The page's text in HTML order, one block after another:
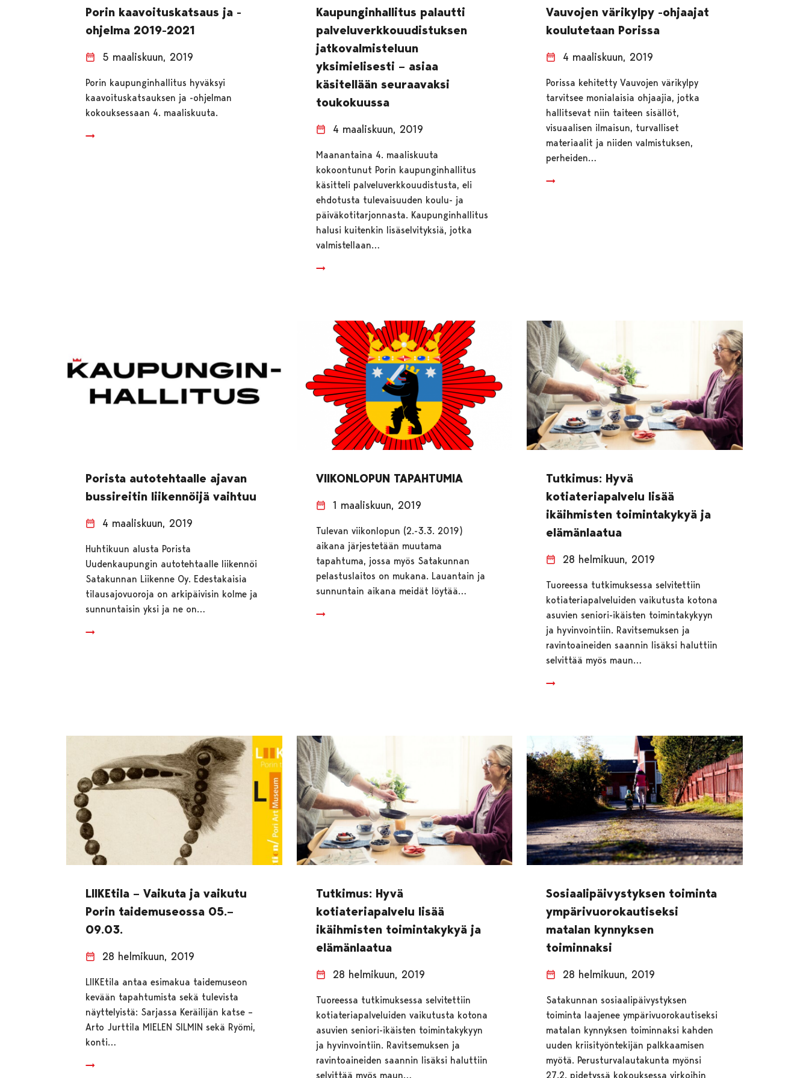
Porin kaavoituskatsaus ja -
ohjelma 2019-2021
5 maaliskuun, 2019
Porin kaupunginhallitus hyväksyi
kaavoituskatsauksen ja -ohjelman
kokouksessaan 4. maaliskuuta.
Kaupunginhallitus palautti
palveluverkkouudistuksen
jatkovalmisteluun
yksimielisesti – asiaa
käsitellään seuraavaksi
toukokuussa
4 maaliskuun, 2019
Maanantaina 4. maaliskuuta
kokoontunut Porin kaupunginhallitus
käsitteli palveluverkkouudistusta, eli
ehdotusta tulevaisuuden koulu- ja
päiväkotitarjonnasta. Kaupunginhallitus
halusi kuitenkin lisäselvityksiä, jotka
valmistellaan…
Vauvojen värikylpy -ohjaajat
koulutetaan Porissa
4 maaliskuun, 2019
Porissa kehitetty Vauvojen värikylpy
tarvitsee monialaisia ohjaajia, jotka
hallitsevat niin taiteen sisällöt,
visuaalisen ilmaisun, turvalliset
materiaalit ja niiden valmistuksen,
perheiden…
Porista autotehtaalle ajavan
bussireitin liikennöijä vaihtuu
4 maaliskuun, 2019
Huhtikuun alusta Porista
Uudenkaupungin autotehtaalle liikennöi
Satakunnan Liikenne Oy. Edestakaisia
tilausajovuoroja on arkipäivisin kolme ja
sunnuntaisin yksi ja ne on…
VIIKONLOPUN TAPAHTUMIA
1 maaliskuun, 2019
Tulevan viikonlopun (2.-3.3. 2019)
aikana järjestetään muutama
tapahtuma, jossa myös Satakunnan
pelastuslaitos on mukana. Lauantain ja
sunnuntain aikana meidät löytää…
Tutkimus: Hyvä
kotiateriapalvelu lisää
ikäihmisten toimintakykyä ja
elämänlaatua
28 helmikuun, 2019
Tuoreessa tutkimuksessa selvitettiin
kotiateriapalveluiden vaikutusta kotona
asuvien seniori-ikäisten toimintakykyyn
ja hyvinvointiin. Ravitsemuksen ja
ravintoaineiden saannin lisäksi haluttiin
selvittää myös maun…
LIIKEtila – Vaikuta ja vaikutu
Porin taidemuseossa 05.–
09.03.
28 helmikuun, 2019
LIIKEtila antaa esimakua taidemuseon
kevään tapahtumista sekä tulevista
näyttelyistä: Sarjassa Keräilijän katse –
Arto Jurttila MIELEN SILMIN sekä Ryömi,
konti…
Tutkimus: Hyvä
kotiateriapalvelu lisää
ikäihmisten toimintakykyä ja
elämänlaatua
28 helmikuun, 2019
Tuoreessa tutkimuksessa selvitettiin
kotiateriapalveluiden vaikutusta kotona
asuvien seniori-ikäisten toimintakykyyn
ja hyvinvointiin. Ravitsemuksen ja
ravintoaineiden saannin lisäksi haluttiin
selvittää myös maun…
Sosiaalipäivystyksen toiminta
ympärivuorokautiseksi
matalan kynnyksen
toiminnaksi
28 helmikuun, 2019
Satakunnan sosiaalipäivystyksen
toiminta laajenee ympärivuorokautiseksi
matalan kynnyksen toiminnaksi kahden
uuden kriisityöntekijän palkkaamisen
myötä. Perusturvalautakunta myönsi
27.2. pidetyssä kokouksessa virkoihin